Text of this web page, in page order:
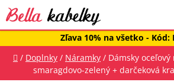
Prejsť
na
obsah
Zľava 10% na všetko - Kód:
Domov
/ Doplnky / Náramky / Dámsky
smaragdovo-zelený + darčeková